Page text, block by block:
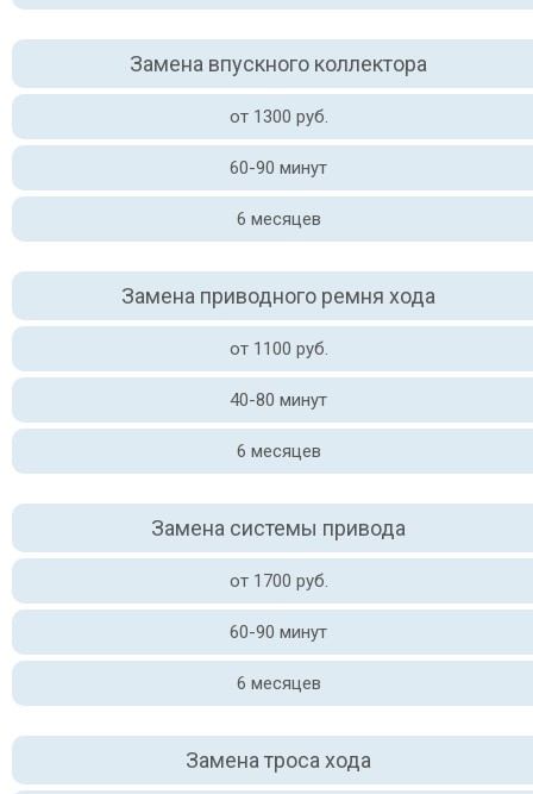
Замена впускного коллектора
от 1300 руб.
60-90 минут
6 месяцев
Замена приводного ремня хода
от 1100 руб.
40-80 минут
6 месяцев
Замена системы привода
от 1700 руб.
60-90 минут
6 месяцев
Замена троса хода